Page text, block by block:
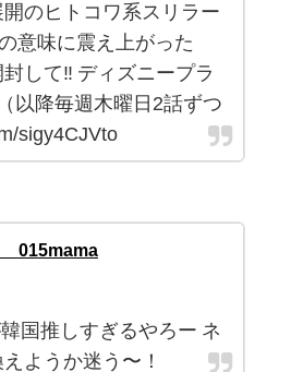
のヒトコワ系スリラー
意味に震え上がった
して‼︎ ディズニープラ
以降毎週木曜日2話ずつ
sigy4CJVto
_015mama
国推しすぎるやろー ネ
ようか迷う〜！